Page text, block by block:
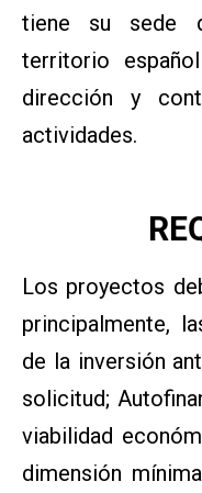
tiene su sede
territorio
dirección y
actividades.
Los proyectos
principalmente,
de la inversión
solicitud;
viabilidad
dimensión